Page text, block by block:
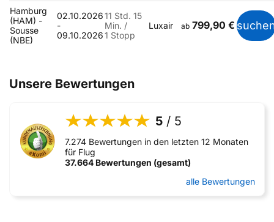
Hamburg
(HAM) -
Sousse
(NBE)
02.10.2026
-
09.10.2026
11 Std. 15
Min. /
1 Stopp
Luxair ab 799,90 €
Unsere Bewertungen
5 / 5
7.274 Bewertungen in den letzten 12 Monaten
für Flug
37.664 Bewertungen (gesamt)
alle Bewertungen